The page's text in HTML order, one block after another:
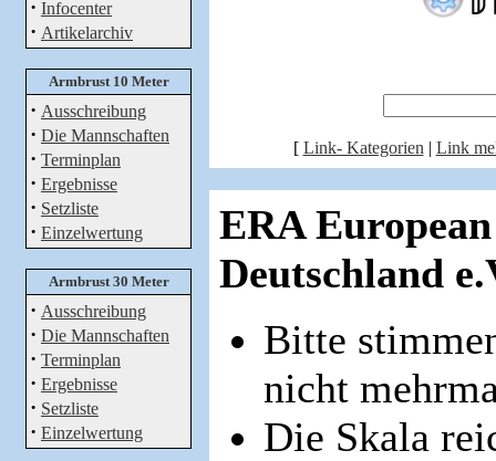
· Infocenter
· Artikelarchiv
Armbrust 10 Meter
· Ausschreibung
· Die Mannschaften
· Terminplan
· Ergebnisse
· Setzliste
· Einzelwertung
Armbrust 30 Meter
· Ausschreibung
· Die Mannschaften
· Terminplan
· Ergebnisse
· Setzliste
· Einzelwertung
[ Link- Kategorien | Link
ERA
Deutschland
Bitte
nicht
Die Skala